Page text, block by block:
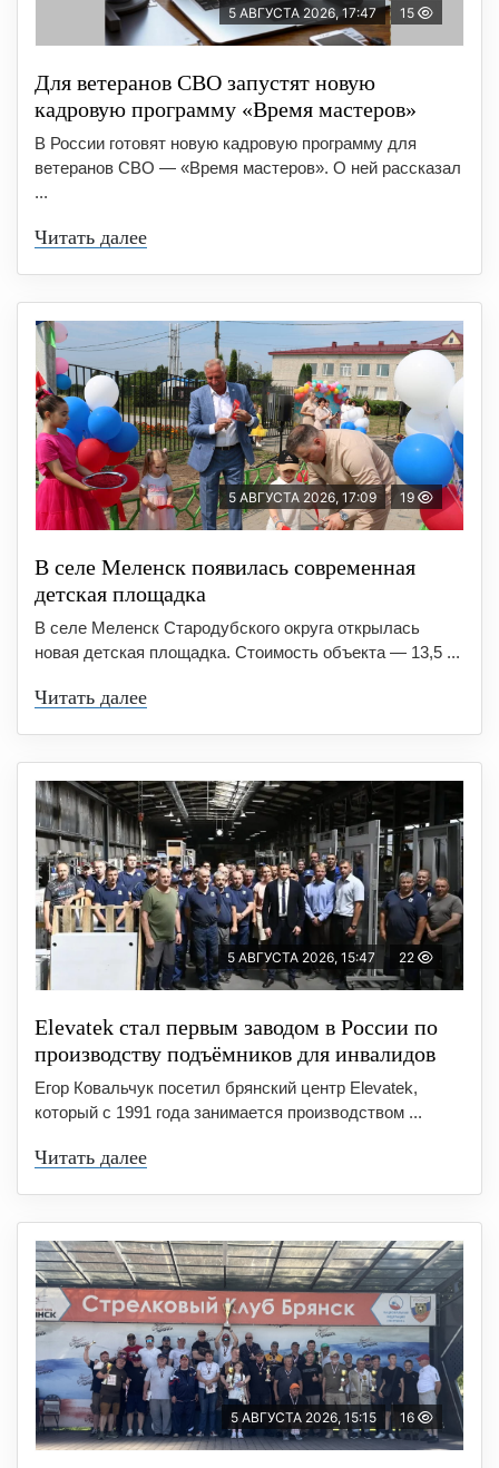
5 АВГУСТА 2026, 17:47 15
Для ветеранов СВО запустят новую
кадровую программу «Время мастеров»
В России готовят новую кадровую программу для
ветеранов СВО — «Время мастеров». О ней рассказал
...
Читать далее
5 АВГУСТА 2026, 17:09 19
В селе Меленск появилась современная
детская площадка
В селе Меленск Стародубского округа открылась
новая детская площадка. Стоимость объекта — 13,5 ...
Читать далее
5 АВГУСТА 2026, 15:47 22
Elevatek стал первым заводом в России по
производству подъёмников для инвалидов
Егор Ковальчук посетил брянский центр Elevatek,
который с 1991 года занимается производством ...
Читать далее
5 АВГУСТА 2026, 15:15 16